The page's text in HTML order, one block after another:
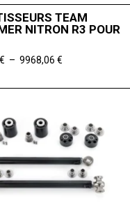
TEAM
NITRON R3 POUR
€ – 9968,06 €Plage
prix :
9968,06 €